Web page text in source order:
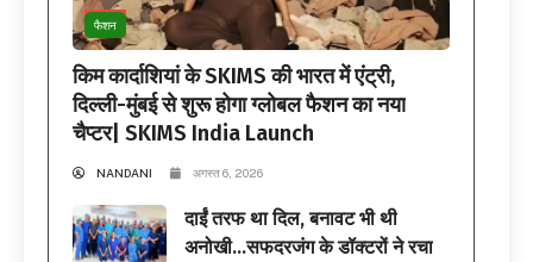
फैशन
किम कार्दाशियां के SKIMS की भारत में एंट्री,
दिल्ली-मुंबई से शुरू होगा ग्लोबल फैशन का नया
चैप्टर| SKIMS India Launch
NANDANI अगस्त 6, 2026
दाईं तरफ था दिल, बनावट भी थी
अनोखी…सफदरजंग के डॉक्टरों ने रचा